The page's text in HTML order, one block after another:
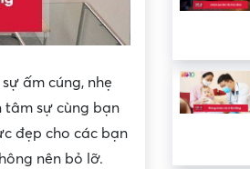
ấm cúng, nhẹ
tâm sự cùng bạn
đẹp cho các bạn
nên bỏ lỡ.